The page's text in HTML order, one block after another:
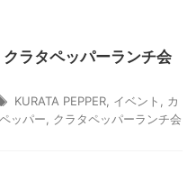
ラタペッパーランチ会
KURATA PEPPER イベント
カ
ッパー クラタペッパーランチ会